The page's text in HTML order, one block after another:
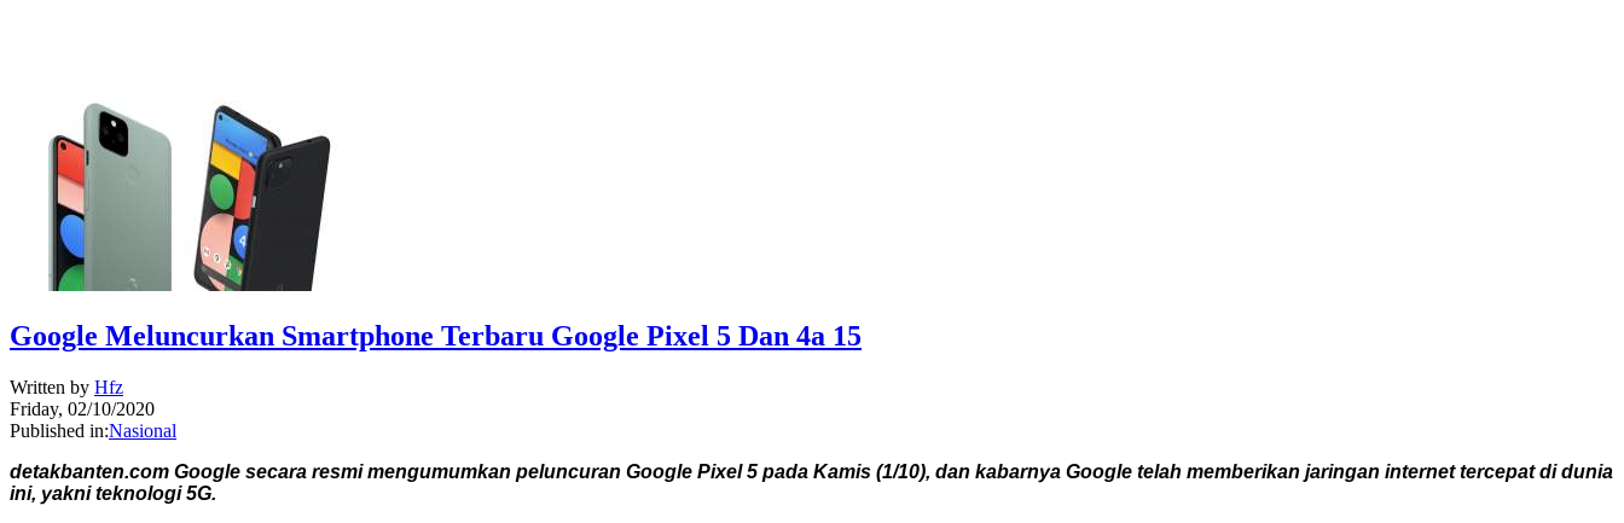
Google Meluncurkan Smartphone Terbaru Google Pixel 5 Dan 4a 15
Written by Hfz
Friday, 02/10/2020
Published in:Nasional
detakbanten.com Google secara resmi mengumumkan peluncuran Google Pixel 5 pada Kamis (1/10), dan kabarnya Google telah memberikan jaringan internet tercepat di dunia
ini, yakni teknologi 5G.